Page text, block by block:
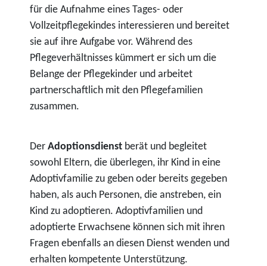
für die Aufnahme eines Tages- oder
Vollzeitpflegekindes interessieren und bereitet
sie auf ihre Aufgabe vor. Während des
Pflegeverhältnisses kümmert er sich um die
Belange der Pflegekinder und arbeitet
partnerschaftlich mit den Pflegefamilien
zusammen.
Der Adoptionsdienst berät und begleitet
sowohl Eltern, die überlegen, ihr Kind in eine
Adoptivfamilie zu geben oder bereits gegeben
haben, als auch Personen, die anstreben, ein
Kind zu adoptieren. Adoptivfamilien und
adoptierte Erwachsene können sich mit ihren
Fragen ebenfalls an diesen Dienst wenden und
erhalten kompetente Unterstützung.